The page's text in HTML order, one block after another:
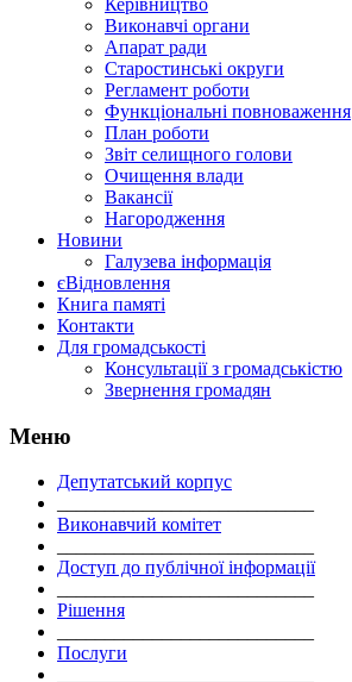
Виконавчі органи
Апарат ради
Старостинські округи
Регламент роботи
Функціональні повноваження
План роботи
Звіт селищного голови
Очищення влади
Вакансії
Нагородження
Новини
Галузева інформація
єВідновлення
Книга памяті
Контакти
Для громадськості
Консультації з громадськістю
Звернення громадян
Меню
Депутатський корпус
Виконавчий комітет
Доступ до публічної інформації
Рішення
Послуги